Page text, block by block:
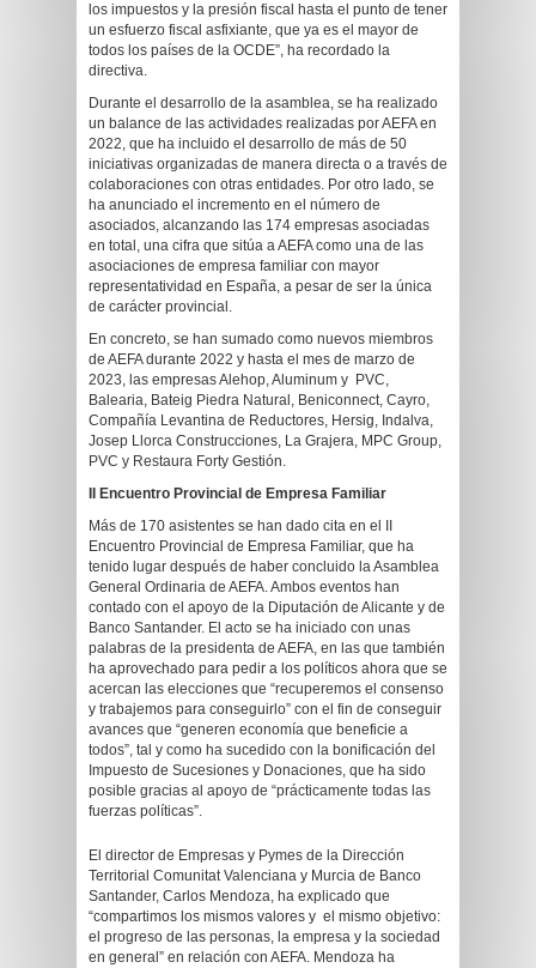
los impuestos y la presión fiscal hasta el punto de tener
un esfuerzo fiscal asfixiante, que ya es el mayor de
todos los países de la OCDE”, ha recordado la
directiva.
Durante el desarrollo de la asamblea, se ha realizado
un balance de las actividades realizadas por AEFA en
2022, que ha incluido el desarrollo de más de 50
iniciativas organizadas de manera directa o a través de
colaboraciones con otras entidades. Por otro lado, se
ha anunciado el incremento en el número de
asociados, alcanzando las 174 empresas asociadas
en total, una cifra que sitúa a AEFA como una de las
asociaciones de empresa familiar con mayor
representatividad en España, a pesar de ser la única
de carácter provincial.
En concreto, se han sumado como nuevos miembros
de AEFA durante 2022 y hasta el mes de marzo de
2023, las empresas Alehop, Aluminum y PVC,
Balearia, Bateig Piedra Natural, Beniconnect, Cayro,
Compañía Levantina de Reductores, Hersig, Indalva,
Josep Llorca Construcciones, La Grajera, MPC Group,
PVC y Restaura Forty Gestión.
II Encuentro Provincial de Empresa Familiar
Más de 170 asistentes se han dado cita en el II
Encuentro Provincial de Empresa Familiar, que ha
tenido lugar después de haber concluido la Asamblea
General Ordinaria de AEFA. Ambos eventos han
contado con el apoyo de la Diputación de Alicante y de
Banco Santander. El acto se ha iniciado con unas
palabras de la presidenta de AEFA, en las que también
ha aprovechado para pedir a los políticos ahora que se
acercan las elecciones que “recuperemos el consenso
y trabajemos para conseguirlo” con el fin de conseguir
avances que “generen economía que beneficie a
todos”, tal y como ha sucedido con la bonificación del
Impuesto de Sucesiones y Donaciones, que ha sido
posible gracias al apoyo de “prácticamente todas las
fuerzas políticas”.
El director de Empresas y Pymes de la Dirección
Territorial Comunitat Valenciana y Murcia de Banco
Santander, Carlos Mendoza, ha explicado que
“compartimos los mismos valores y el mismo objetivo:
el progreso de las personas, la empresa y la sociedad
en general” en relación con AEFA. Mendoza ha